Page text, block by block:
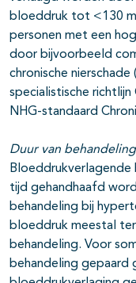
bloeddruk tot <130
personen met een
door bijvoorbeeld
chronische
specialistische richtlijn
NHG-standaard
Duur van
tijd gehandhaafd
behandeling bij
bloeddruk meestal
behandeling. Voor
behandeling